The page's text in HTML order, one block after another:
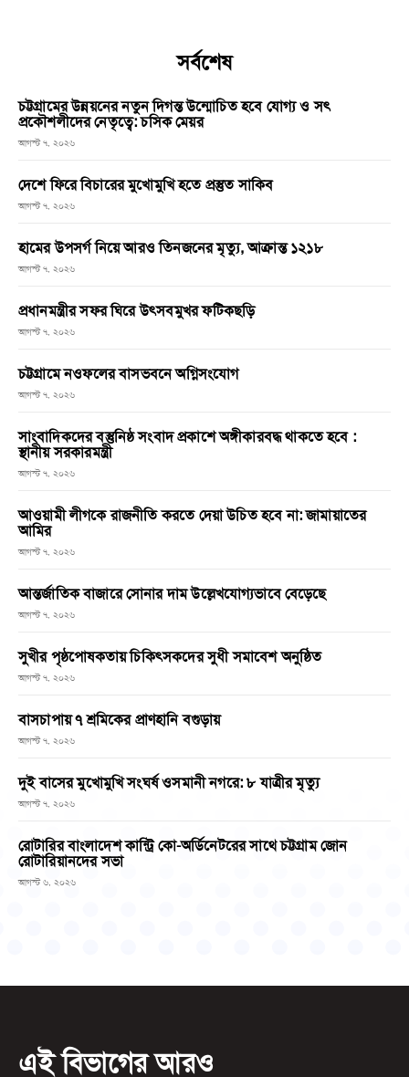
সর্বশেষ
চট্টগ্রামের উন্নয়নের নতুন দিগন্ত উন্মোচিত হবে যোগ্য ও সৎ
প্রকৌশলীদের নেতৃত্বে: চসিক মেয়র
আগস্ট ৭, ২০২৬
দেশে ফিরে বিচারের মুখোমুখি হতে প্রস্তুত সাকিব
আগস্ট ৭, ২০২৬
হামের উপসর্গ নিয়ে আরও তিনজনের মৃত্যু, আক্রান্ত ১২১৮
আগস্ট ৭, ২০২৬
প্রধানমন্ত্রীর সফর ঘিরে উৎসবমুখর ফটিকছড়ি
আগস্ট ৭, ২০২৬
চট্টগ্রামে নওফলের বাসভবনে অগ্নিসংযোগ
আগস্ট ৭, ২০২৬
সাংবাদিকদের বস্তুনিষ্ঠ সংবাদ প্রকাশে অঙ্গীকারবদ্ধ থাকতে হবে :
স্থানীয় সরকারমন্ত্রী
আগস্ট ৭, ২০২৬
আওয়ামী লীগকে রাজনীতি করতে দেয়া উচিত হবে না: জামায়াতের
আমির
আগস্ট ৭, ২০২৬
আন্তর্জাতিক বাজারে সোনার দাম উল্লেখযোগ্যভাবে বেড়েছে
আগস্ট ৭, ২০২৬
সুখীর পৃষ্ঠপোষকতায় চিকিৎসকদের সুধী সমাবেশ অনুষ্ঠিত
আগস্ট ৭, ২০২৬
বাসচাপায় ৭ শ্রমিকের প্রাণহানি বগুড়ায়
আগস্ট ৭, ২০২৬
দুই বাসের মুখোমুখি সংঘর্ষ ওসমানী নগরে: ৮ যাত্রীর মৃত্যু
আগস্ট ৭, ২০২৬
রোটারির বাংলাদেশ কান্ট্রি কো-অর্ডিনেটরের সাথে চট্টগ্রাম জোন
রোটারিয়ানদের সভা
আগস্ট ৬, ২০২৬
এই বিভাগের আরও